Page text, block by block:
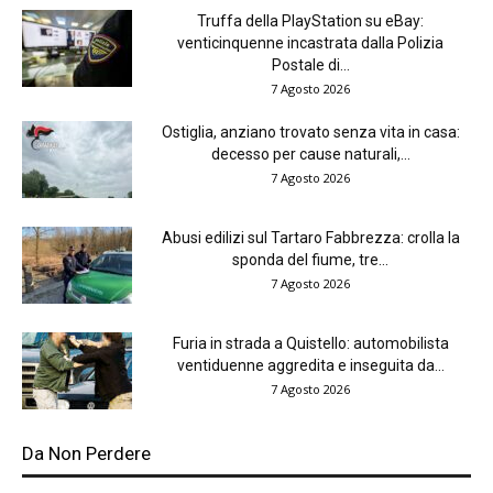
Truffa della PlayStation su eBay:
venticinquenne incastrata dalla Polizia
Postale di...
7 Agosto 2026
Ostiglia, anziano trovato senza vita in casa:
decesso per cause naturali,...
7 Agosto 2026
Abusi edilizi sul Tartaro Fabbrezza: crolla la
sponda del fiume, tre...
7 Agosto 2026
Furia in strada a Quistello: automobilista
ventiduenne aggredita e inseguita da...
7 Agosto 2026
Da Non Perdere